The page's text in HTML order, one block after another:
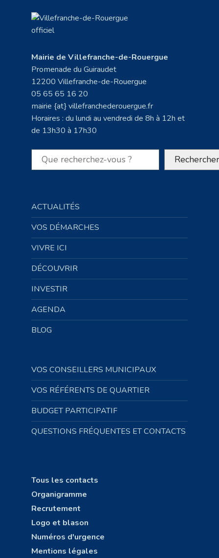
Mairie de Villefranche-de-Rouergue
Promenade du Guiraudet
12200 Villefranche-de-Rouergue
05 65 65 16 20
mairie {at} villefranchederouergue.fr
Horaires : du lundi au vendredi de 8h à 12h et
de 13h30 à 17h30
Rechercher Rechercher
ACTUALITÉS
VOS DÉMARCHES
VIVRE ICI
DÉCOUVRIR
INVESTIR
AGENDA
BLOG
VOS CONSEILLERS MUNICIPAUX
VOS RÉFÉRENTS DE QUARTIER
BUDGET PARTICIPATIF
QUESTIONS FRÉQUENTES ET CONTACTS
Tous les contacts
Organigramme
Recrutement
Logo et blason
Numéros d'urgence
Mentions légales